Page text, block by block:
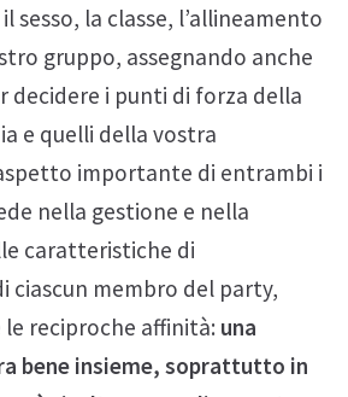
sesso, la classe, l’allineamento
gruppo, assegnando anche
decidere i punti di forza della
e quelli della vostra
importante di entrambi i
nella gestione e nella
caratteristiche di
membro del party,
reciproche affinità: una
bene insieme, soprattutto in